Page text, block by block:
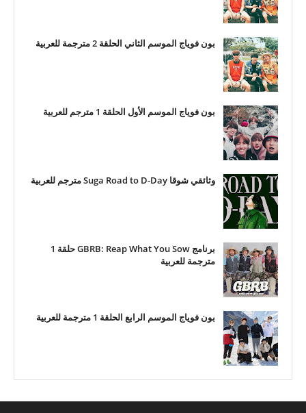
بون فوياج الموسم الثاني الحلقة 2 مترجمة للعربية
بون فوياج الموسم الأول الحلقة 1 مترجم للعربية
وثائقي شوقا Suga Road to D-Day مترجم للعربية
برنامج GBRB: Reap What You Sow حلقة 1
مترجمة للعربية
بون فوياج الموسم الرابع الحلقة 1 مترجمة للعربية